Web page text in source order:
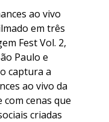
ao vivo
em três
Fest Vol. 2,
Paulo e
captura a
ao vivo da
cenas que
criadas